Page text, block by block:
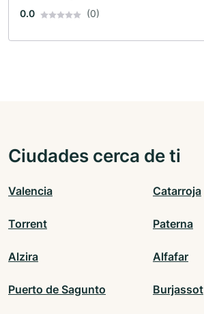
0.0 (0)
Ciudades cerca de ti
Valencia Catarroja
Torrent Paterna
Alzira Alfafar
Puerto de Sagunto Burjassot